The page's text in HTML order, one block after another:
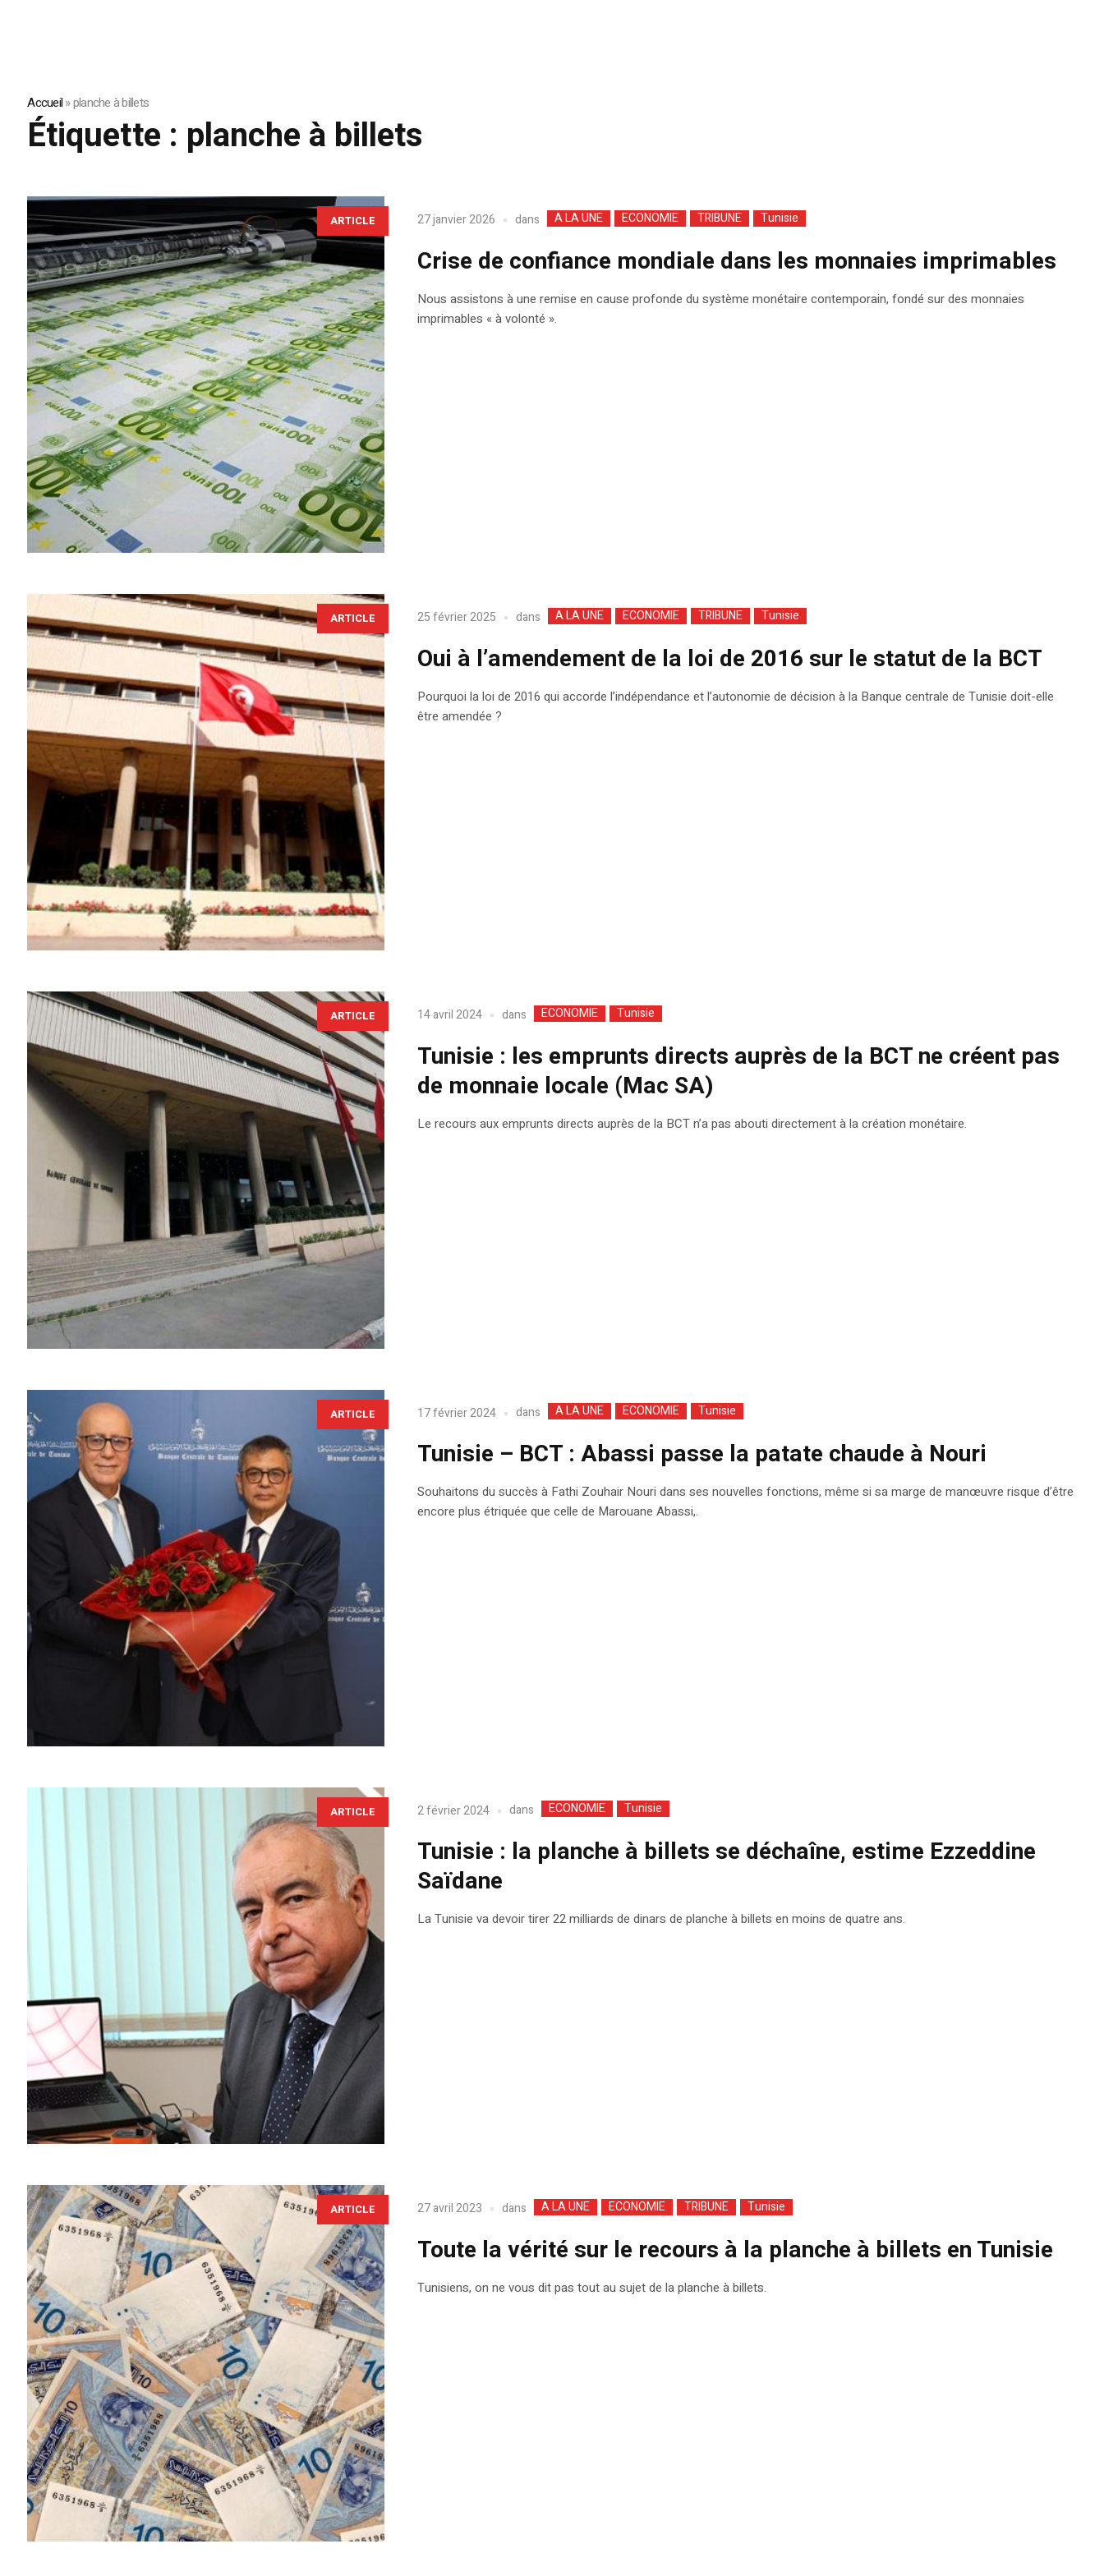
Accueil»planche à billets
Étiquette : planche à billets
ARTICLE 27 janvier 2026 dans A LA UNE ECONOMIE TRIBUNE Tunisie
Crise de confiance mondiale dans les monnaies imprimables
Nous assistons à une remise en cause profonde du système monétaire contemporain, fondé sur des monnaies
imprimables « à volonté ».
ARTICLE 25 février 2025 dans A LA UNE ECONOMIE TRIBUNE Tunisie
Oui à l’amendement de la loi de 2016 sur le statut de la BCT
Pourquoi la loi de 2016 qui accorde l’indépendance et l’autonomie de décision à la Banque centrale de Tunisie doit-elle
être amendée ?
ARTICLE 14 avril 2024 dans ECONOMIE Tunisie
Tunisie : les emprunts directs auprès de la BCT ne créent pas
de monnaie locale (Mac SA)
Le recours aux emprunts directs auprès de la BCT n’a pas abouti directement à la création monétaire.
ARTICLE 17 février 2024 dans A LA UNE ECONOMIE Tunisie
Tunisie – BCT : Abassi passe la patate chaude à Nouri
Souhaitons du succès à Fathi Zouhair Nouri dans ses nouvelles fonctions, même si sa marge de manœuvre risque d’être
encore plus étriquée que celle de Marouane Abassi,.
ARTICLE 2 février 2024 dans ECONOMIE Tunisie
Tunisie : la planche à billets se déchaîne, estime Ezzeddine
Saïdane
La Tunisie va devoir tirer 22 milliards de dinars de planche à billets en moins de quatre ans.
ARTICLE 27 avril 2023 dans A LA UNE ECONOMIE TRIBUNE Tunisie
Toute la vérité sur le recours à la planche à billets en Tunisie
Tunisiens, on ne vous dit pas tout au sujet de la planche à billets.